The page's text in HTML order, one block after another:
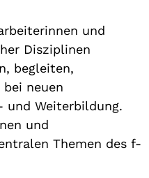
und
Disziplinen
begleiten,
neuen
und Weiterbildung.
und
Themen des f-